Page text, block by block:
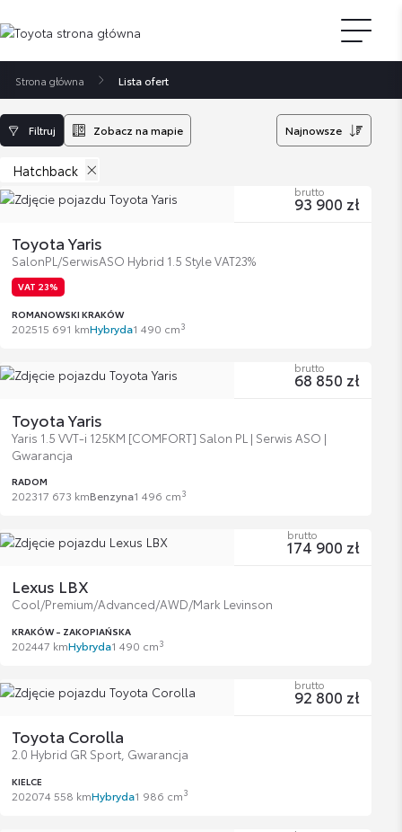
Strona główna Lista ofert
Filtruj Zobacz na mapie Najnowsze
Hatchback
Toyota Yaris
SalonPL/SerwisASO Hybrid 1.5 Style VAT23%
VAT 23%
ROMANOWSKI KRAKÓW
202515 691 kmHybryda1 490 cm3
brutto
93 900 zł
Toyota Yaris
Yaris 1.5 VVT-i 125KM [COMFORT] Salon PL | Serwis ASO |
Gwarancja
RADOM
202317 673 kmBenzyna1 496 cm3
brutto
68 850 zł
Lexus LBX
Cool/Premium/Advanced/AWD/Mark Levinson
KRAKÓW - ZAKOPIAŃSKA
202447 kmHybryda1 490 cm3
brutto
174 900 zł
Toyota Corolla
2.0 Hybrid GR Sport, Gwarancja
KIELCE
202074 558 kmHybryda1 986 cm3
brutto
92 800 zł